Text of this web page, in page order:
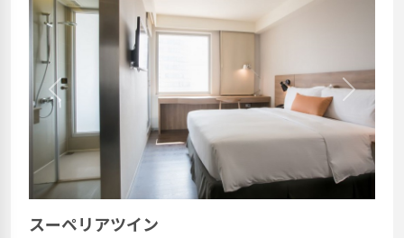
Previous Next
スーペリアツイン